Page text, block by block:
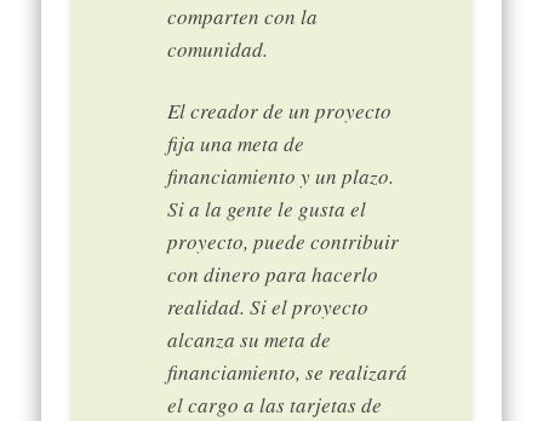
comparten con la
comunidad.
El creador de un proyecto
fija una meta de
financiamiento y un plazo.
Si a la gente le gusta el
proyecto, puede contribuir
con dinero para hacerlo
realidad. Si el proyecto
alcanza su meta de
financiamiento, se realizará
el cargo a las tarjetas de